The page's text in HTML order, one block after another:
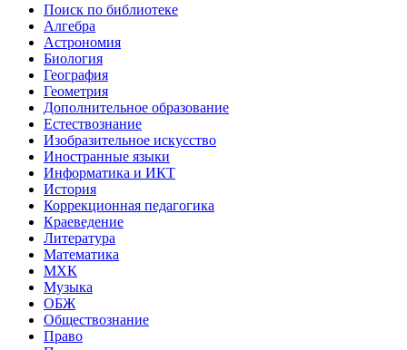
Поиск по библиотеке
Алгебра
Астрономия
Биология
География
Геометрия
Дополнительное образование
Естествознание
Изобразительное искусство
Иностранные языки
Информатика и ИКТ
История
Коррекционная педагогика
Краеведение
Литература
Математика
МХК
Музыка
ОБЖ
Обществознание
Право